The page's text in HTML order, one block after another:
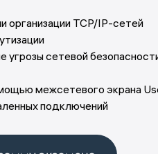
организации TCP/IP-сетей
угрозы сетевой
межсетевого экрана
подключений